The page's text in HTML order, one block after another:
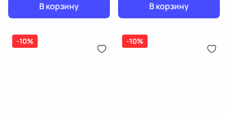
В корзину
В корзину
-10% -10%